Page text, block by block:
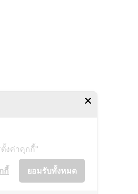
งค่าคุกกี้"
ยอมรับทั้งหมด
กี้